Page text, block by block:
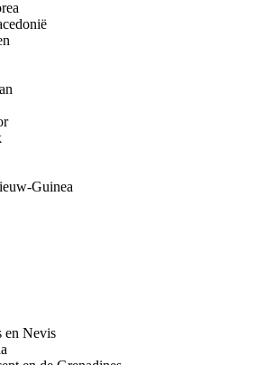
Guinea
en Nevis